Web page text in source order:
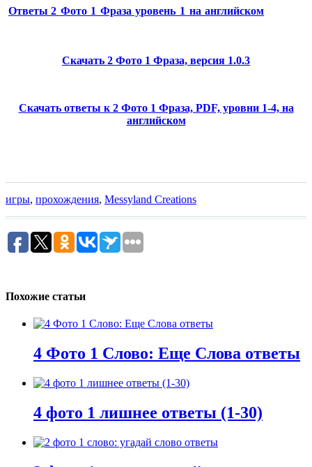
Ответы 2 Фото 1 Фраза уровень 1 на английском
Скачать 2 Фото 1 Фраза, версия 1.0.3
Скачать ответы к 2 Фото 1 Фраза, PDF, уровни 1-4, на
английском
игры, прохождения, Messyland Creations
Похожие статьи
4 Фото 1 Слово: Еще Слова ответы
4 фото 1 лишнее ответы (1-30)